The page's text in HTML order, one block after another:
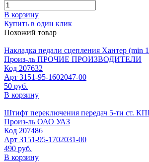
В корзину
Купить в один клик
Похожий товар
Накладка педали сцепления Хантер (min
Произ-ль ПРОЧИЕ ПРОИЗВОДИТЕЛИ
Код 207632
Арт 3151-95-1602047-00
50 руб.
В корзину
Штифт переключения передач 5-ти ст.
Произ-ль ОАО УАЗ
Код 207486
Арт 3151-95-1702031-00
490 руб.
В корзину